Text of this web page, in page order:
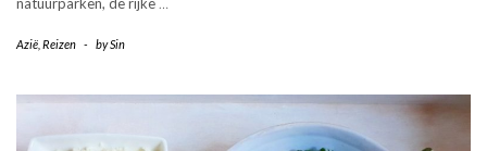
Azië Reizen - bySin